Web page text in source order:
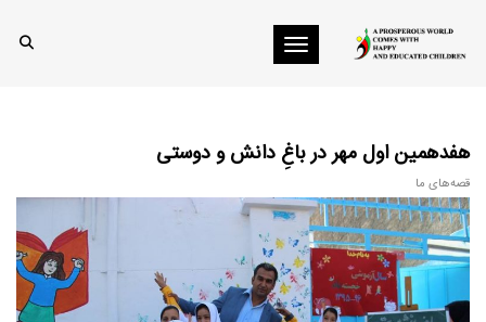
Toggle navigation
هفدهمین اول مهر در باغِ دانش و دوستی
قصه‌های ما